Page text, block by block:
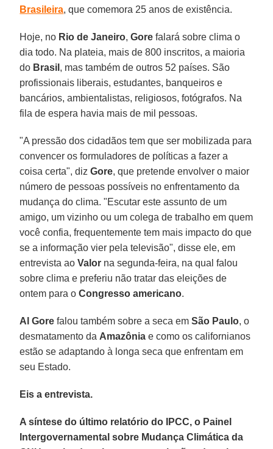
Brasileira, que comemora 25 anos de existência.
Hoje, no Rio de Janeiro,Gore falará sobre clima o
dia todo. Na plateia, mais de 800 inscritos, a maioria
do Brasil , mas também de outros 52 países. São
profissionais liberais, estudantes, banqueiros e
bancários, ambientalistas, religiosos, fotógrafos. Na
fila de espera havia mais de mil pessoas.
"A pressão dos cidadãos tem que ser mobilizada para
convencer os formuladores de políticas a fazer a
coisa certa", dizGore, que pretende envolver o maior
número de pessoas possíveis no enfrentamento da
mudança do clima. "Escutar este assunto de um
amigo, um vizinho ou um colega de trabalho em quem
você confia, frequentemente tem mais impacto do que
se a informação vier pela televisão", disse ele, em
entrevista aoValor na segunda-feira, na qual falou
sobre clima e preferiu não tratar das eleições de
ontem para oCongresso americano.
Al Gore falou também sobre a seca emSão Paulo, o
desmatamento da Amazônia e como os californianos
estão se adaptando à longa seca que enfrentam em
seu Estado.
Eis a entrevista.
A síntese do último relatório do IPCC, o Painel
Intergovernamental sobre Mudança Climática da